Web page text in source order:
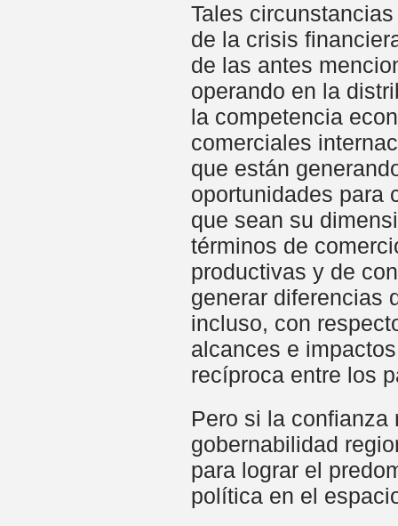
Tales
de la crisis
de las antes
operando en la
la competencia
comerciales
que están
oportunidades para
que sean su
términos de
productivas y de
generar diferencias
incluso, con
alcances e
recíproca entre los
Pero si la
gobernabilidad
para lograr el
política en el